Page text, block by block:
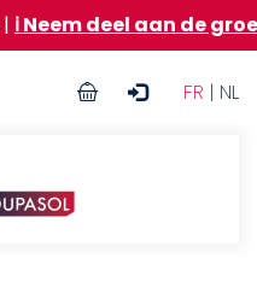
deel aan de
FR | NL
User